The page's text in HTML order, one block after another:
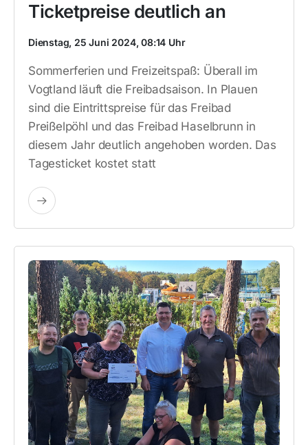
Ticketpreise deutlich an
Dienstag, 25 Juni 2024, 08:14 Uhr
Sommerferien und Freizeitspaß: Überall im
Vogtland läuft die Freibadsaison. In Plauen
sind die Eintrittspreise für das Freibad
Preißelpöhl und das Freibad Haselbrunn in
diesem Jahr deutlich angehoben worden. Das
Tagesticket kostet statt